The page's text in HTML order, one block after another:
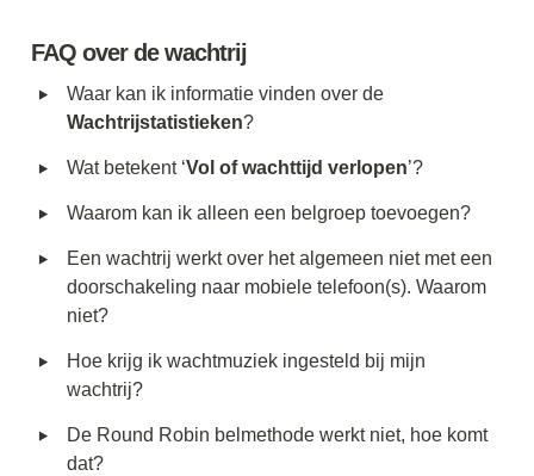
FAQ over de wachtrij
‣
Wachtrijstatistieken?
‣ Wat betekent ‘Vol of wachttijd verlopen’?
‣ Waarom kan ik alleen een belgroep toevoegen?
‣
Een wachtrij werkt over het algemeen niet met een
doorschakeling naar mobiele telefoon(s). Waarom
niet?
‣
Hoe krijg ik wachtmuziek ingesteld bij mijn
wachtrij?
‣
De Round Robin belmethode werkt niet, hoe komt
dat?